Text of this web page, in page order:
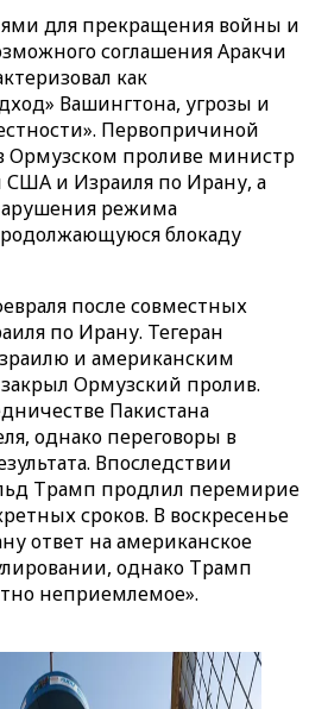
для прекращения войны и
соглашения Аракчи
как
Вашингтона, угрозы и
Первопричиной
проливе министр
США и Израиля по Ирану, а
режима
блокаду
после совместных
по Ирану. Тегеран
и американским
Ормузский пролив.
Пакистана
однако переговоры в
Впоследствии
Трамп продлил перемирие
сроков. В воскресенье
ответ на американское
однако Трамп
неприемлемое».